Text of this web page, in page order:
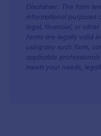
Disclaimer: The form
informational purposes
legal, financial, or
forms are legally valid
using any such form,
applicable
meets your needs,